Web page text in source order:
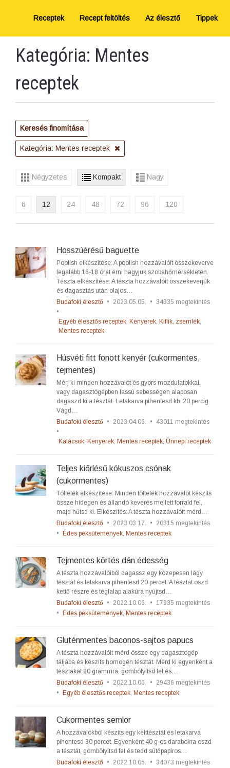
Receptek Recept feltöltés Az élesztő Tippek
Kategória: Mentes
receptek
Keresés finomítása
Kategória: Mentes receptek
Négyzetes Kompakt Nagy
6 12 24 48 72 96 120
Hosszúérésű baguette
Poolish elkészítése: A poolish hozzávalóit összekeverve
legalább 16-18 órát érni hagyjuk szobahőmérsékleten.
Tészta elkészítése: A tészta hozzávalóit összekeverjük
és dagasztás után olajos…
Budafoki élesztő • 2023.05.05. • 34335 megtekintés
•
Egyéb élesztős receptek, Kenyerek, Kiflik, zsemlék,
Mentes receptek
Húsvéti fitt fonott kenyér (cukormentes,
tejmentes)
Mérj ki minden hozzávalót és gyors mozdulatokkal,
vagy dagasztógépben lassú sebességen alaposan
dagaszd ki a tésztát. Letakarva pihentesd kb. 20 percig.
Vágd…
Budafoki élesztő • 2023.04.06. •
43011 megtekintés
•
Kalácsok, Kenyerek, Mentes receptek, Ünnepi receptek
Teljes kiőrlésű kókuszos csónak
(cukormentes)
Töltelék elkészítése: Minden töltelék hozzávalót készíts
össze hidegen és állandó keverés mellett forrald fel,
majd hűtsd ki. Elkészítés: A tészta hozzávalóit mérd…
Budafoki élesztő • 2023.03.17. •
20315 megtekintés
•
Édes péksütemények, Mentes receptek
Tejmentes körtés dán édesség
A tészta hozzávalóiból dagassz egy közepesen lágy
tésztát és letakarva pihentesd 20 percet. A tésztát oszd
kettő részre és téglalap alakúra nyújtsd…
Budafoki élesztő • 2022.10.06. • 17935 megtekintés
•
Édes péksütemények, Mentes receptek
Gluténmentes baconos-sajtos papucs
A tészta hozzávalóit mérd össze egy dagasztógép
táljába és készíts homogén tésztát. Mérd ki egyenként a
tésztákat 80 grammra, gömbölyítsd fel és…
Budafoki élesztő • 2022.10.06. •
29436 megtekintés
•
Egyéb élesztős receptek, Mentes receptek
Cukormentes semlor
A hozzávalókból készíts egy kelttésztát és letakarva
pihentesd 30 percet. Egyenként 40 g-os darabokra oszd
a tésztát, gömbölyítsd fel és tedd sütőpapíros…
Budafoki élesztő • 2022.10.05. • 34073 megtekintés